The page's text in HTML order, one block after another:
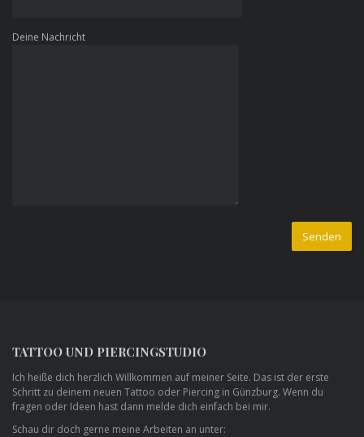
Deine Nachricht
TATTOO UND PIERCINGSTUDIO
Ich heiße dich herzlich Willkommen auf meiner Seite. Das ist der erste
Schritt zu deinem neuen Tattoo oder Piercing in Günzburg. Wenn du
fragen oder Ideen hast dann melde dich einfach bei mir.
Schau dir doch gerne meine Arbeiten an unter: